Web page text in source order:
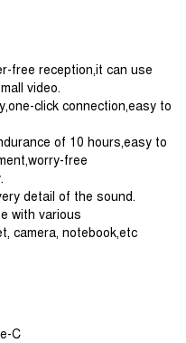
free reception,it can use
video.
click connection,easy to
of 10 hours,easy to
free
detail of the sound.
with various
camera, notebook,etc
C